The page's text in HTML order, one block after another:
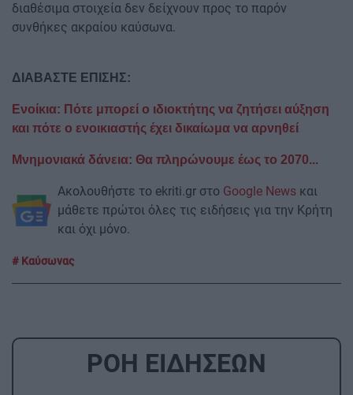
διαθέσιμα στοιχεία δεν δείχνουν προς το παρόν
συνθήκες ακραίου καύσωνα.
ΔΙΑΒΑΣΤΕ ΕΠΙΣΗΣ:
Ενοίκια: Πότε μπορεί ο ιδιοκτήτης να ζητήσει αύξηση
και πότε ο ενοικιαστής έχει δικαίωμα να αρνηθεί
Μνημονιακά δάνεια: Θα πληρώνουμε έως το 2070...
Ακολουθήστε το ekriti.gr στο Google News και
μάθετε πρώτοι όλες τις ειδήσεις για την Κρήτη
και όχι μόνο.
Καύσωνας
ΡΟΗ ΕΙΔΗΣΕΩΝ